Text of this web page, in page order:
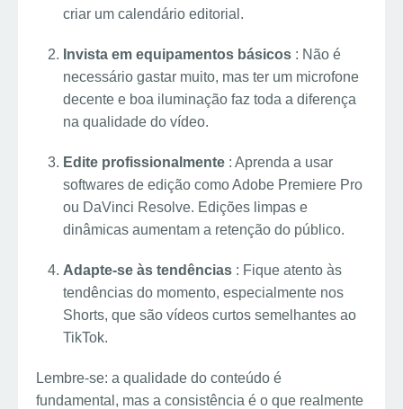
criar um calendário editorial.
Invista em equipamentos básicos : Não é
necessário gastar muito, mas ter um microfone
decente e boa iluminação faz toda a diferença
na qualidade do vídeo.
Edite profissionalmente : Aprenda a usar
softwares de edição como Adobe Premiere Pro
ou DaVinci Resolve. Edições limpas e
dinâmicas aumentam a retenção do público.
Adapte-se às tendências : Fique atento às
tendências do momento, especialmente nos
Shorts, que são vídeos curtos semelhantes ao
TikTok.
Lembre-se: a qualidade do conteúdo é
fundamental, mas a consistência é o que realmente